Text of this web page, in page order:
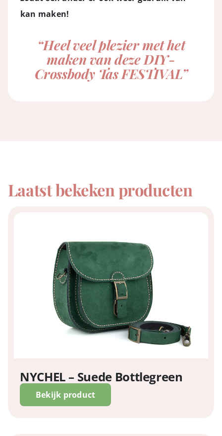
kan maken!
“Heel veel plezier met het
maken van deze DIY-
Crossbody Tas FESTIVAL”
Laatst bekeken producten
NYCHEL – Suede Bottlegreen
Bekijk product